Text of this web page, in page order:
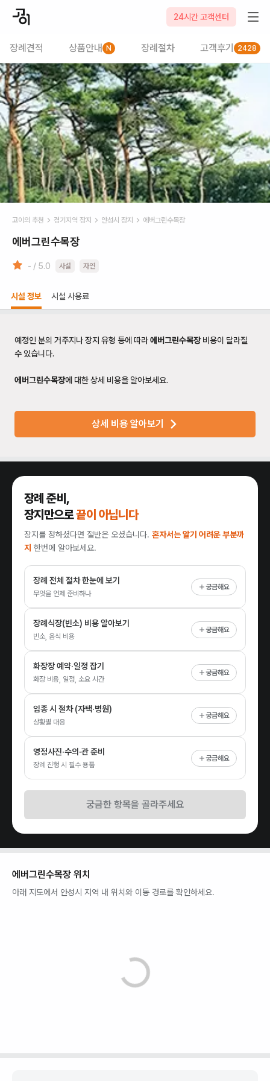
24시간 고객센터
장례견적 상품안내 N 장례절차 고객후기 2428
고이의 추천 경기 지역 장지 안성시 장지 에버그린수목장
에버그린수목장
- / 5.0 사설 자연
시설 정보 시설 사용료
예정인 분의 거주지나 장지 유형 등에 따라에버그린수목장비용이 달라질
수 있습니다.
에버그린수목장에 대한 상세 비용을 알아보세요.
상세 비용 알아보기
장례 준비,
장지만으로끝이 아닙니다
장지를 정하셨다면 절반은 오셨습니다. 혼자서는 알기 어려운 부분까
지 한번에 알아보세요.
장례 전체 절차 한눈에 보기
무엇을 언제 준비하나
궁금해요
장례식장(빈소) 비용 알아보기
빈소, 음식 비용
궁금해요
화장장 예약·일정 잡기
화장 비용, 일정, 소요 시간
궁금해요
임종 시 절차 (자택·병원)
상황별 대응
궁금해요
영정사진·수의·관 준비
장례 진행 시 필수 용품
궁금해요
궁금한 항목을 골라주세요
에버그린수목장 위치
아래 지도에서 안성시 지역 내 위치와 이동 경로를 확인하세요.